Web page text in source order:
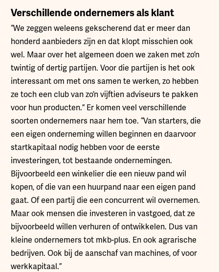
Verschillende ondernemers als klant
“We zeggen weleens gekscherend dat er meer dan
honderd aanbieders zijn en dat klopt misschien ook
wel. Maar over het algemeen doen we zaken met zo’n
twintig of dertig partijen. Voor die partijen is het ook
interessant om met ons samen te werken, zo hebben
ze toch een club van zo’n vijftien adviseurs te pakken
voor hun producten.” Er komen veel verschillende
soorten ondernemers naar hem toe. “Van starters, die
een eigen onderneming willen beginnen en daarvoor
startkapitaal nodig hebben voor de eerste
investeringen, tot bestaande ondernemingen.
Bijvoorbeeld een winkelier die een nieuw pand wil
kopen, of die van een huurpand naar een eigen pand
gaat. Of een partij die een concurrent wil overnemen.
Maar ook mensen die investeren in vastgoed, dat ze
bijvoorbeeld willen verhuren of ontwikkelen. Dus van
kleine ondernemers tot mkb-plus. En ook agrarische
bedrijven. Ook bij de aanschaf van machines, of voor
werkkapitaal.”